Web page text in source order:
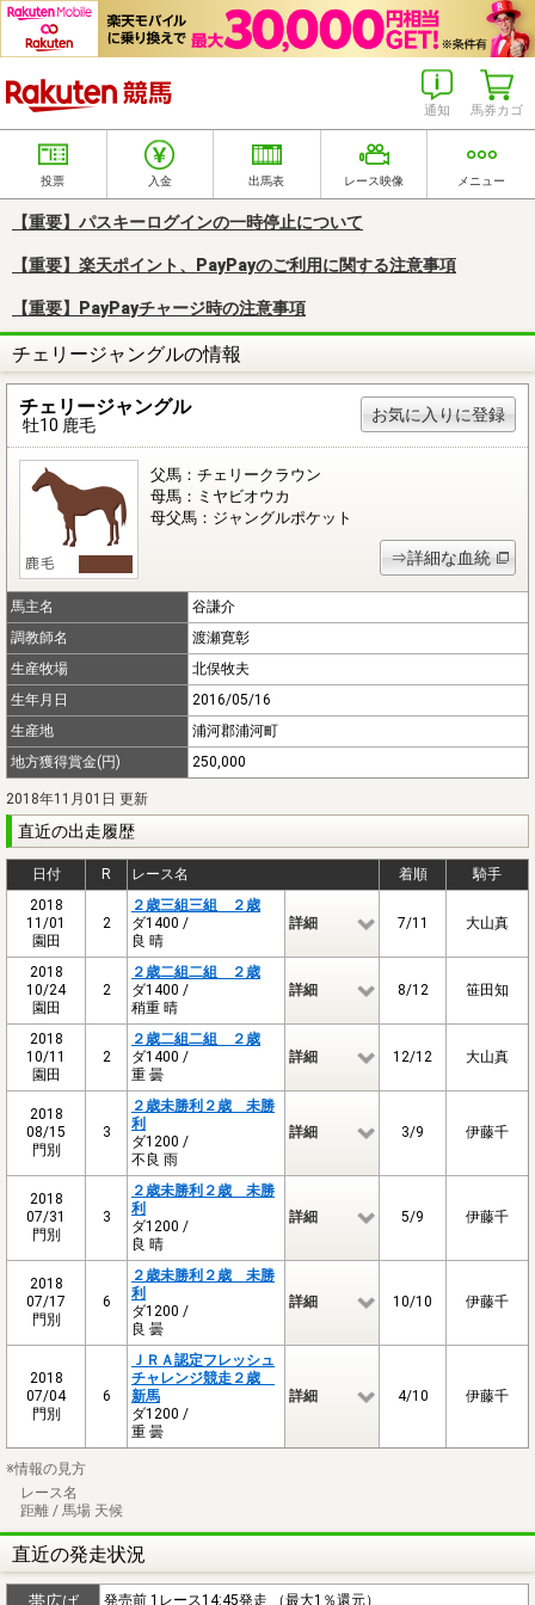
馬券カゴ
通知
投票 入金 出馬表 レース映像 メニュー
【重要】パスキーログインの一時停止について
【重要】楽天ポイント、PayPayのご利用に関する注意事項
【重要】PayPayチャージ時の注意事項
チェリージャングルの情報
チェリージャングル
牡10 鹿毛
お気に入りに登録
父馬：チェリークラウン
母馬：ミヤビオウカ
母父馬：ジャングルポケット
⇒詳細な血統
馬主名
谷謙介
調教師名
渡瀬寛彰
生産牧場
北俣牧夫
生年月日
2016/05/16
生産地
浦河郡浦河町
地方獲得賞金(円)
250,000
2018年11月01日 更新
直近の出走履歴
日付 R レース名 着順
騎手
2018
11/01
園田
2
２歳三組三組 ２歳
ダ1400 /
良 晴
詳細 7/11 大山真
2018
10/24
園田
2
２歳二組二組 ２歳
ダ1400 /
稍重 晴
詳細 8/12 笹田知
2018
10/11
園田
2
２歳二組二組 ２歳
ダ1400 /
重 曇
詳細 12/12 大山真
2018
08/15
門別
3
２歳未勝利２歳 未勝
利
ダ1200 /
不良 雨
詳細 3/9 伊藤千
2018
07/31
門別
3
２歳未勝利２歳 未勝
利
ダ1200 /
良 晴
詳細 5/9 伊藤千
2018
07/17
門別
6
２歳未勝利２歳 未勝
利
ダ1200 /
良 曇
詳細 10/10 伊藤千
2018
07/04
門別
6
ＪＲＡ認定フレッシュ
チャレンジ競走２歳
新馬
ダ1200 /
重 曇
詳細 4/10 伊藤千
※情報の見方
レース名
距離 / 馬場 天候
直近の発走状況
帯広ば 発売前 1レース14:45発走 （最大1％還元）